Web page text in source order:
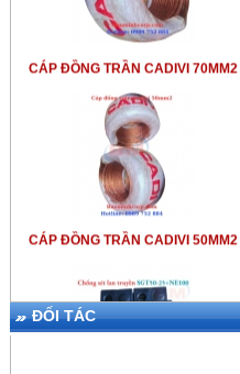
CÁP ĐỒNG TRẦN CADIVI 70MM2
CÁP ĐỒNG TRẦN CADIVI 50MM2
ĐỐI TÁC